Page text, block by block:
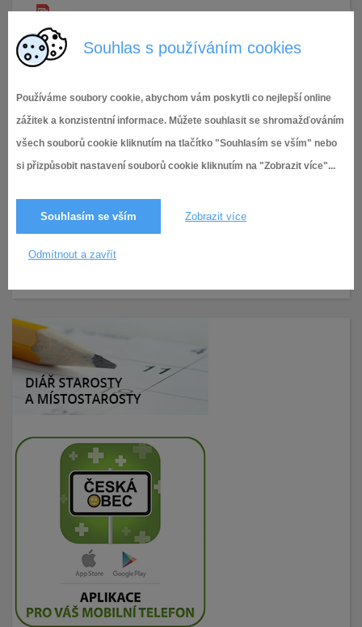
Souhlas s používáním cookies
Používáme soubory cookie, abychom vám poskytli co nejlepší online
zážitek a konzistentní informace. Můžete souhlasit se shromažďováním
všech souborů cookie kliknutím na tlačítko "Souhlasím se vším" nebo
si přizpůsobit nastavení souborů cookie kliknutím na "Zobrazit více"...
Souhlasím se vším Zobrazit více
Odmítnout a zavřít
Příloha č. 4 - MŠ U Lípy - účetní závěrka
Příloha č. 4 - MŠ V Aleji - účetní závěrka
Příloha č. 5